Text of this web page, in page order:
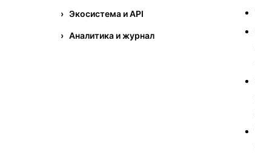
Экосистема и API
Аналитика и журнал